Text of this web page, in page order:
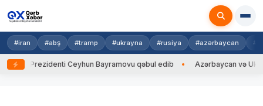
#iran #abş #tramp #ukrayna #rusiya #azərbaycan
Prezidenti Ceyhun Bayramovu qəbul edib Azərbaycan və